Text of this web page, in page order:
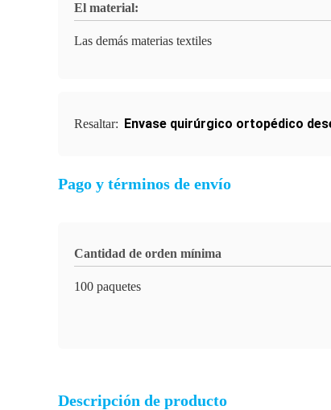
El material:
Las demás materias textiles
Resaltar: Envase quirúrgico ortopédico
Pago y términos de envío
Cantidad de orden mínima
100 paquetes
Descripción de producto